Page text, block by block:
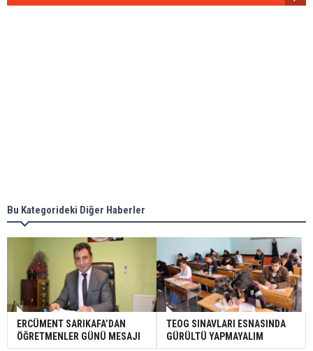
Bu Kategorideki Diğer Haberler
ERCÜMENT SARIKAFA’DAN
ÖĞRETMENLER GÜNÜ MESAJI
TEOG SINAVLARI ESNASINDA
GÜRÜLTÜ YAPMAYALIM